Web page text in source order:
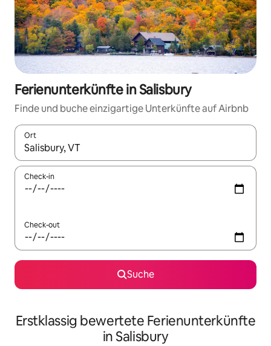
Ferienunterkünfte in Salisbury
Finde und buche einzigartige Unterkünfte auf Airbnb
Ort
Wenn Ergebnisse verfügbar sind, navigiere mit den
Check-in
Check-out
Suche
Erstklassig bewertete Ferienunterkünfte
in Salisbury